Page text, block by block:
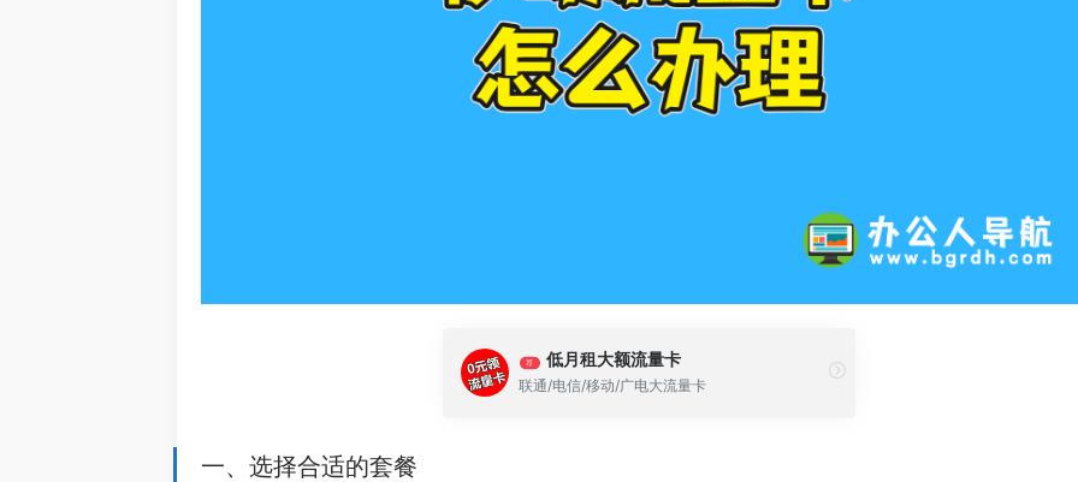
荐 低月租大额流量卡
联通/电信/移动/广电大流量卡
一、选择合适的套餐